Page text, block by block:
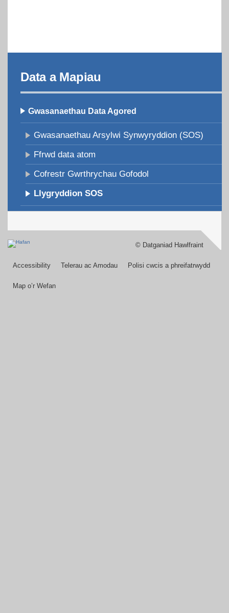
Data a Mapiau
Gwasanaethau Data Agored
Gwasanaethau Arsylwi Synwyryddion (SOS)
Ffrwd data atom
Cofrestr Gwrthrychau Gofodol
Llygryddion SOS
Footer
menu
© Datganiad Hawlfraint
Accessibility Telerau ac Amodau Polisi cwcis a phreifatrwydd
Map o’r Wefan